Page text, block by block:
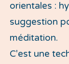
orientales :
suggestion
méditation.
C'est une